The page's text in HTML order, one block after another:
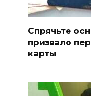
Спрячьте
призвало
карты